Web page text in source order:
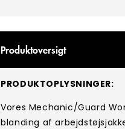
Produktoversigt
PRODUKTOPLYSNINGER:
Vores Mechanic/Guard
blanding af